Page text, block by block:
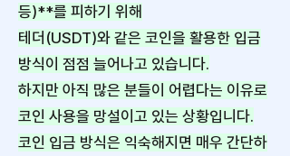
등)**를 피하기 위해
테더(USDT)와 같은 코인을 활용한 입금
방식이 점점 늘어나고 있습니다.
하지만 아직 많은 분들이 어렵다는 이유로
코인 사용을 망설이고 있는 상황입니다.
코인 입금 방식은 익숙해지면 매우 간단하